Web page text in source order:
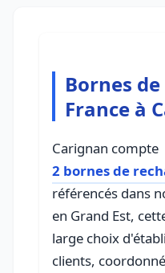
Bornes
France à
Carignan compte
2 bornes de
référencés dans
en Grand Est,
large choix
clients,